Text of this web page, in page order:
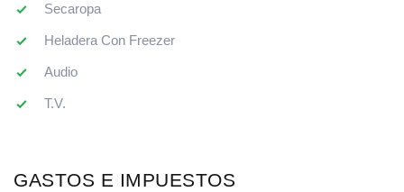
Secaropa
Heladera Con Freezer
Audio
T.V.
GASTOS E IMPUESTOS